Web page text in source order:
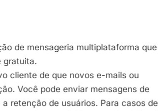
de mensageria multiplataforma que
gratuita.
cliente de que novos e-mails ou
Você pode enviar mensagens de
retenção de usuários. Para casos de